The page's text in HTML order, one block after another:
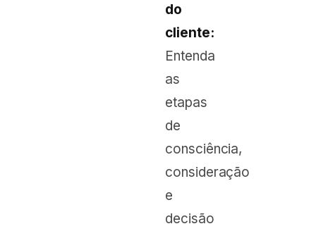
do
cliente:
Entenda
as
etapas
de
consciência,
consideração
e
decisão